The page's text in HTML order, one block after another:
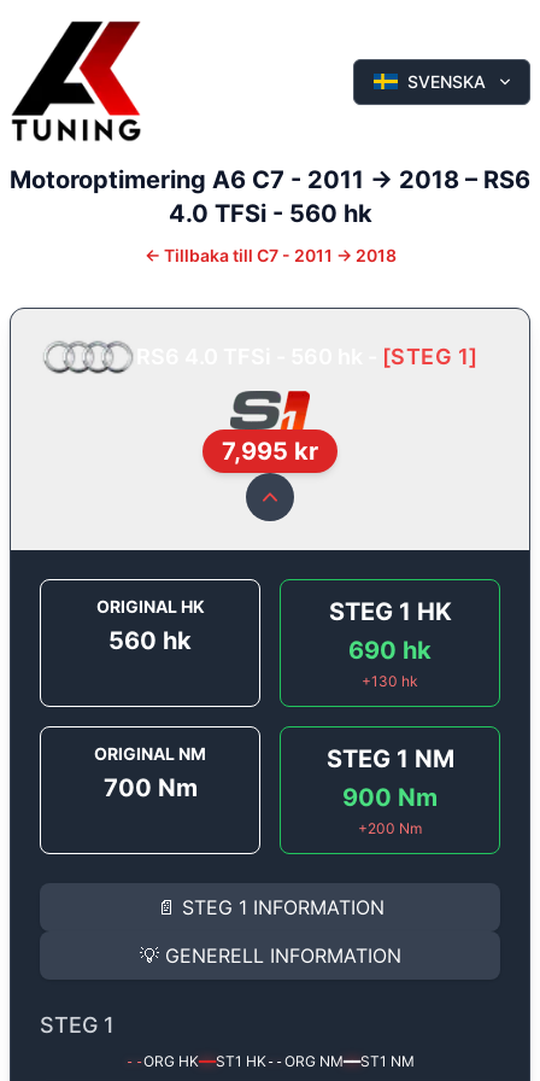
SVENSKA
Motoroptimering A6 C7 - 2011 -> 2018 – RS6
4.0 TFSi - 560 hk
← Tillbaka till C7 - 2011 -> 2018
[STEG 1]
7,995 kr
ORIGINAL HK
560 hk
STEG 1 HK
690 hk
+130 hk
ORIGINAL NM
700 Nm
STEG 1 NM
900 Nm
+200 Nm
📄 STEG 1 INFORMATION
INFORMATION
Steg 1
Audi A6 RS6 4.0 TFSi -
Effekten ökar från560 hktill690 hkoch
(+130 hk & +200 Nm).
Ger mer effekt, högre vridmoment, lägre
Steg 1 mjukvara justerar vi ett antal
💡 GENERELL INFORMATION
✅ All mjukvara är skräddarsydd för din bil
✅ Felsökning inann samt efter optimering
STEG 1
--ORG HK━━ST1 HK--ORG NM━━ST1 NM